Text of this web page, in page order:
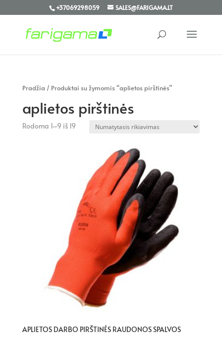
+37069298059 SALES@FARIGAMA.LT
Pradžia / Produktai su žymomis “aplietos pirštinės”
aplietos pirštinės
Rodoma 1–9 iš 19
APLIETOS DARBO PIRŠTINĖS RAUDONOS SPALVOS